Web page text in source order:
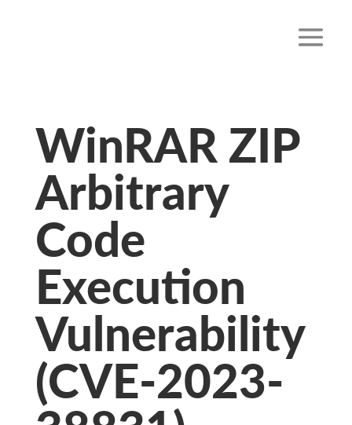
WinRAR ZIP
Arbitrary
Code
Execution
Vulnerability
(CVE-2023-